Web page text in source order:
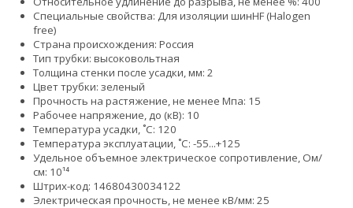
Специальные свойства: Для изоляции шинHF (Halogen
free)
Страна происхождения: Россия
Тип трубки: высоковольтная
Толщина стенки после усадки, мм: 2
Цвет трубки: зеленый
Прочность на растяжение, не менее Мпа: 15
Рабочее напряжение, до (кВ): 10
Температура усадки, ˚С: 120
Температура эксплуатации, ˚С: -55...+125
Удельное объемное электрическое сопротивление, Ом/
см: 10¹⁴
Штрих-код: 14680430034122
Электрическая прочность, не менее кВ/мм: 25